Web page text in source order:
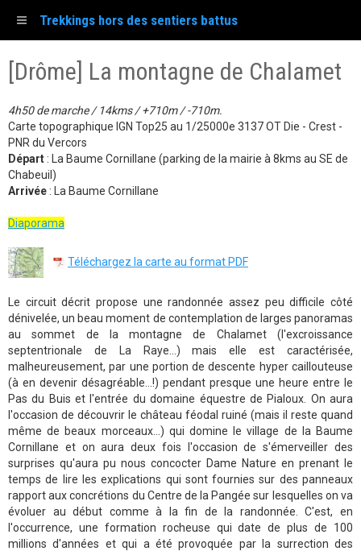
Trekkings hors des sentiers battus
[Drôme] La montagne de Chalamet
4h50 de marche / 14kms / +710m / -710m.
Carte topographique IGN Top25 au 1/25000e 3137 OT Die - Crest -
PNR du Vercors
Départ : La Baume Cornillane (parking de la mairie à 8kms au SE de
Chabeuil)
Arrivée : La Baume Cornillane
Diaporama
Téléchargez la carte au format PDF
Le circuit décrit propose une randonnée assez peu difficile côté
dénivelée, un beau moment de contemplation de larges panoramas
au sommet de la montagne de Chalamet (l'excroissance
septentrionale de La Raye...) mais elle est caractérisée,
malheureusement, par une portion de descente hyper caillouteuse
(à en devenir désagréable...!) pendant presque une heure entre le
Pas du Buis et l'entrée du domaine équestre de Pialoux. On aura
l'occasion de découvrir le château féodal ruiné (mais il reste quand
même de beaux morceaux...) qui domine le village de la Baume
Cornillane et on aura deux fois l'occasion de s'émerveiller des
surprises qu'aura pu nous concocter Dame Nature en prenant le
temps de lire les explications qui sont fournies sur des panneaux
rapport aux concrétions du Centre de la Pangée sur lesquelles on va
évoluer au début comme à la fin de la randonnée. C'est, en
l'occurrence, une formation rocheuse qui date de plus de 100
millions d'années et qui a été provoquée par la surrection des